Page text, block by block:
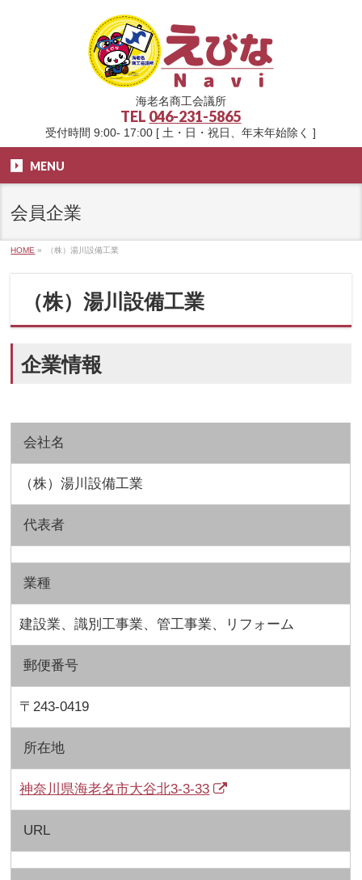
海老名商工会議所
TEL 046-231-5865
受付時間 9:00- 17:00 [ 土・日・祝日、年末年始除く ]
MENU
会員企業
HOME » （株）湯川設備工業
（株）湯川設備工業
企業情報
会社名
（株）湯川設備工業
代表者
業種
建設業、識別工事業、管工事業、リフォーム
郵便番号
〒243-0419
所在地
神奈川県海老名市大谷北3-3-33
URL